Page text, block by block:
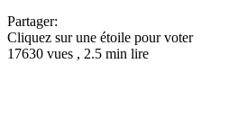
Partager:
Cliquez sur une étoile pour voter
17630 vues , 2.5 min lire